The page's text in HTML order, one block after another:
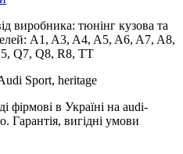
виробника: тюнінг кузова та
A1, A3, A4, A5, A6, A7, A8,
Q7, Q8, R8, TT
Sport, heritage
фірмові в Україні на audi-
Гарантія, вигідні умови